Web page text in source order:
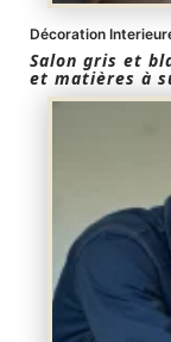
Décoration
Salon gris et
et matières à